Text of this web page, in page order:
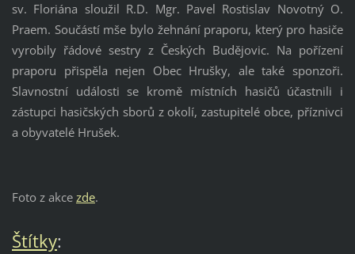
sv. Floriána sloužil R.D. Mgr. Pavel Rostislav Novotný O.
Praem. Součástí mše bylo žehnání praporu, který pro hasiče
vyrobily řádové sestry z Českých Budějovic. Na pořízení
praporu přispěla nejen Obec Hrušky, ale také sponzoři.
Slavnostní události se kromě místních hasičů účastnili i
zástupci hasičských sborů z okolí, zastupitelé obce, příznivci
a obyvatelé Hrušek.
Foto z akce zde.
Štítky: